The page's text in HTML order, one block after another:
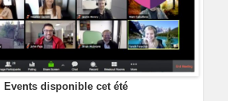
Events disponible cet été